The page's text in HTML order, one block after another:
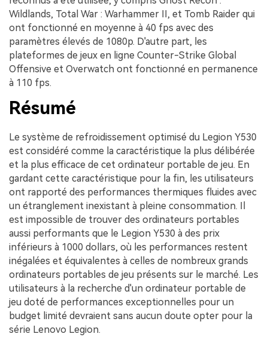
Wildlands, Total War : Warhammer II, et Tomb Raider qui
ont fonctionné en moyenne à 40 fps avec des
paramètres élevés de 1080p. D'autre part, les
plateformes de jeux en ligne Counter-Strike Global
Offensive et Overwatch ont fonctionné en permanence
à 110 fps.
Résumé
Le système de refroidissement optimisé du Legion Y530
est considéré comme la caractéristique la plus délibérée
et la plus efficace de cet ordinateur portable de jeu. En
gardant cette caractéristique pour la fin, les utilisateurs
ont rapporté des performances thermiques fluides avec
un étranglement inexistant à pleine consommation. Il
est impossible de trouver des ordinateurs portables
aussi performants que le Legion Y530 à des prix
inférieurs à 1000 dollars, où les performances restent
inégalées et équivalentes à celles de nombreux grands
ordinateurs portables de jeu présents sur le marché. Les
utilisateurs à la recherche d'un ordinateur portable de
jeu doté de performances exceptionnelles pour un
budget limité devraient sans aucun doute opter pour la
série Lenovo Legion.